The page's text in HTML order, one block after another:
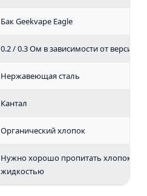
Бак Geekvape Eagle
0.2 / 0.3 Ом в зависимости от версии
Нержавеющая сталь
Кантал
Органический хлопок
Нужно хорошо пропитать хлопок
жидкостью